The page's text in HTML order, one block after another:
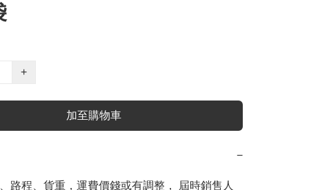
+
加至購物車
−
路程、貨重，運費價錢或有調整， 屆時銷售人